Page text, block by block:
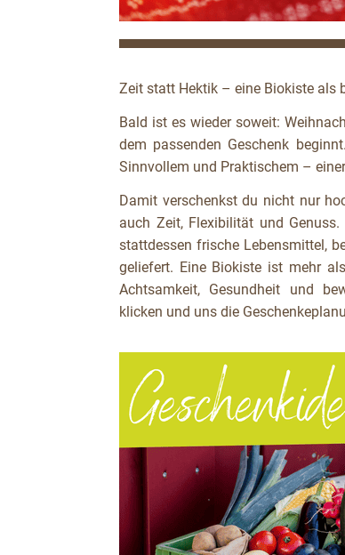
Zeit statt Hektik – eine Biokiste als
Bald ist es wieder soweit:
dem passenden Geschenk
Sinnvollem und Praktischem –
Damit verschenkst du nicht nur
auch Zeit, Flexibilität und
stattdessen frische Lebensmittel,
geliefert. Eine Biokiste ist mehr
Achtsamkeit, Gesundheit und
klicken und uns die